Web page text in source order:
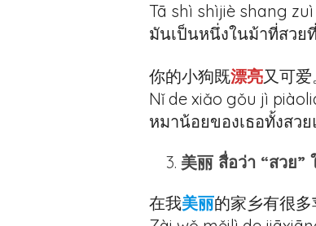
Tā shì shìjiè shang
มันเป็นหนึ่งในม้าที่สวย
你的小狗既漂亮又可爱
Nǐ de xiǎo gǒu jì
หมาน้อยของเธอทั้งสว
美丽 สื่อว่า “สวย
在我美丽的家乡有很多